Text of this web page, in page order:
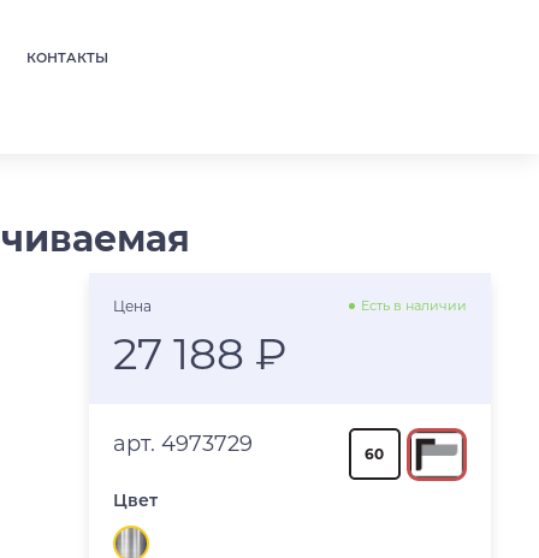
КОНТАКТЫ
Цена Есть в наличии
27 188 ₽
арт. 4973729 60
Цвет